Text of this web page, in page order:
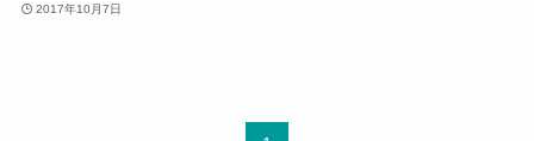
2017年10月7日